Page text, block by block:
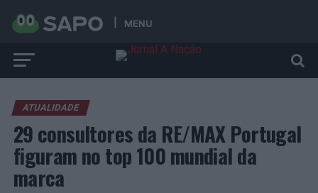
MENU
ATUALIDADE
29 consultores da RE/MAX Portugal
figuram no top 100 mundial da
marca